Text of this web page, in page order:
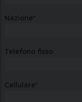
Nazione*
Telefono fisso
Cellulare*